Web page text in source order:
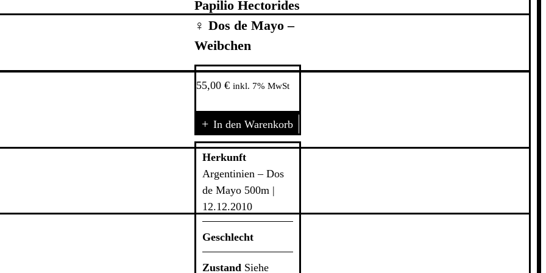
Papilio Hectorides
♀ Dos de Mayo –
Weibchen
55,00€ inkl. 7% MwSt
Papilio
♀
Dos
Weibchen
Menge
In den Warenkorb
Herkunft
Argentinien – Dos
de Mayo 500m |
12.12.2010
Geschlecht
Zustand Siehe